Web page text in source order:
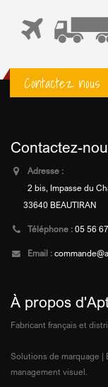
Contactez nous
Contactez-
Adresse :
2 bis, Impasse du
33640 BEAUTIRAN
Téléphone : 05 56
Email :
À propos
Fabricant français et
Solutions de marquage |
management visuel.